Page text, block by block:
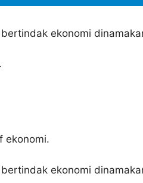
ekonomi
ekonomi.
ekonomi